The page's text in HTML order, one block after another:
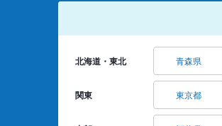
北海道・東北 青森県
関東 東京都